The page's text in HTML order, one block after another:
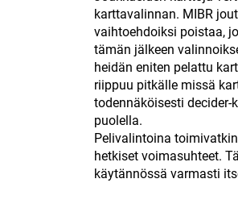
karttavalinnan. MIBR
vaihtoehdoiksi poistaa,
tämän jälkeen
heidän eniten pelattu
riippuu pitkälle missä
todennäköisesti
puolella.
Pelivalintoina
hetkiset voimasuhteet.
käytännössä varmasti